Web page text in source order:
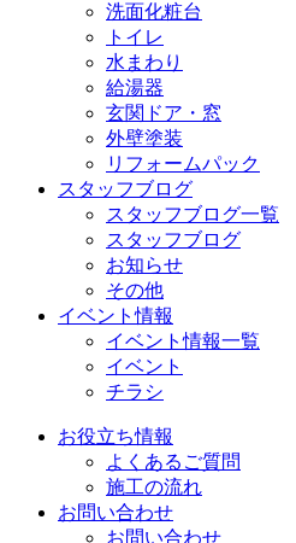
洗面化粧台
トイレ
水まわり
給湯器
玄関ドア・窓
外壁塗装
リフォームパック
スタッフブログ
スタッフブログ一覧
スタッフブログ
お知らせ
その他
イベント情報
イベント情報一覧
イベント
チラシ
お役立ち情報
よくあるご質問
施工の流れ
お問い合わせ
お問い合わせ